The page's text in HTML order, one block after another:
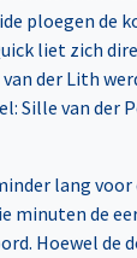
ploegen de
liet zich
der Lith
Sille van der
lang voor
minuten de
Hoewel de